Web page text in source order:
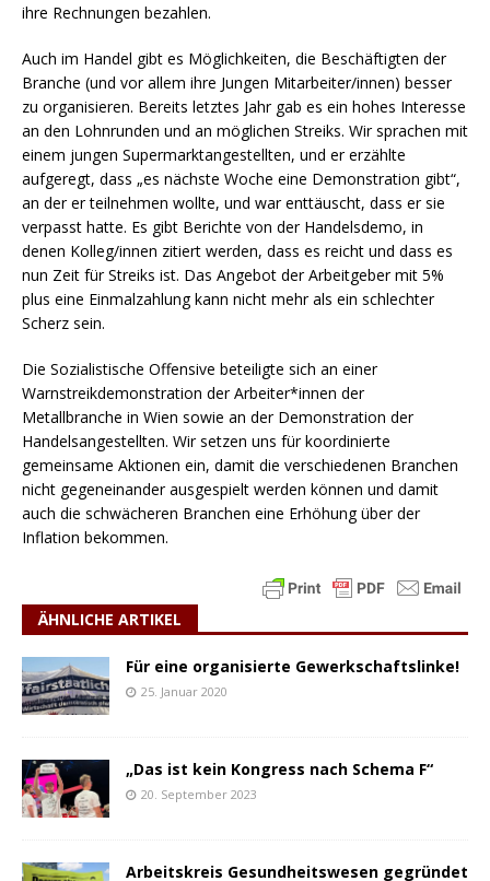
ihre Rechnungen bezahlen.
Auch im Handel gibt es Möglichkeiten, die Beschäftigten der
Branche (und vor allem ihre Jungen Mitarbeiter/innen) besser
zu organisieren. Bereits letztes Jahr gab es ein hohes Interesse
an den Lohnrunden und an möglichen Streiks. Wir sprachen mit
einem jungen Supermarktangestellten, und er erzählte
aufgeregt, dass „es nächste Woche eine Demonstration gibt“,
an der er teilnehmen wollte, und war enttäuscht, dass er sie
verpasst hatte. Es gibt Berichte von der Handelsdemo, in
denen Kolleg/innen zitiert werden, dass es reicht und dass es
nun Zeit für Streiks ist. Das Angebot der Arbeitgeber mit 5%
plus eine Einmalzahlung kann nicht mehr als ein schlechter
Scherz sein.
Die Sozialistische Offensive beteiligte sich an einer
Warnstreikdemonstration der Arbeiter*innen der
Metallbranche in Wien sowie an der Demonstration der
Handelsangestellten. Wir setzen uns für koordinierte
gemeinsame Aktionen ein, damit die verschiedenen Branchen
nicht gegeneinander ausgespielt werden können und damit
auch die schwächeren Branchen eine Erhöhung über der
Inflation bekommen.
ÄHNLICHE ARTIKEL
Für eine organisierte Gewerkschaftslinke!
25. Januar 2020
„Das ist kein Kongress nach Schema F“
20. September 2023
Arbeitskreis Gesundheitswesen gegründet